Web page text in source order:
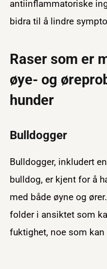
antiinflammatoriske
bidra til å lindre
Raser som er
øye- og
hunder
Bulldogger
Bulldogger, inkludert
bulldog, er kjent for å
med både øyne og
folder i ansiktet som
fuktighet, noe som